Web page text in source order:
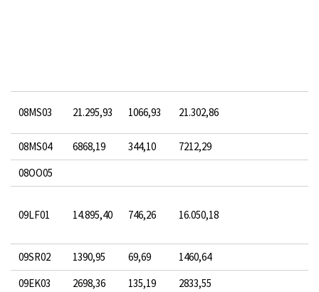
08MS03 21.295,93 1066,93 21.302,86
08MS04 6868,19 344,10
7212,29
08OO05
09LF01 14.895,40 746,26 16.050,18
09SR02 1390,95 69,69
1460,64
09EK03
2698,36 135,19
2833,55